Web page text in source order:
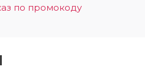
по промокоду